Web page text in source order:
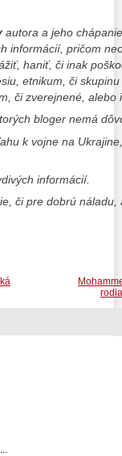
autora a jeho
informácií, pričom
haniť, či inak
etnikum, či
či zverejnené, alebo
bloger nemá
k vojne na
informácií.
či pre dobrú